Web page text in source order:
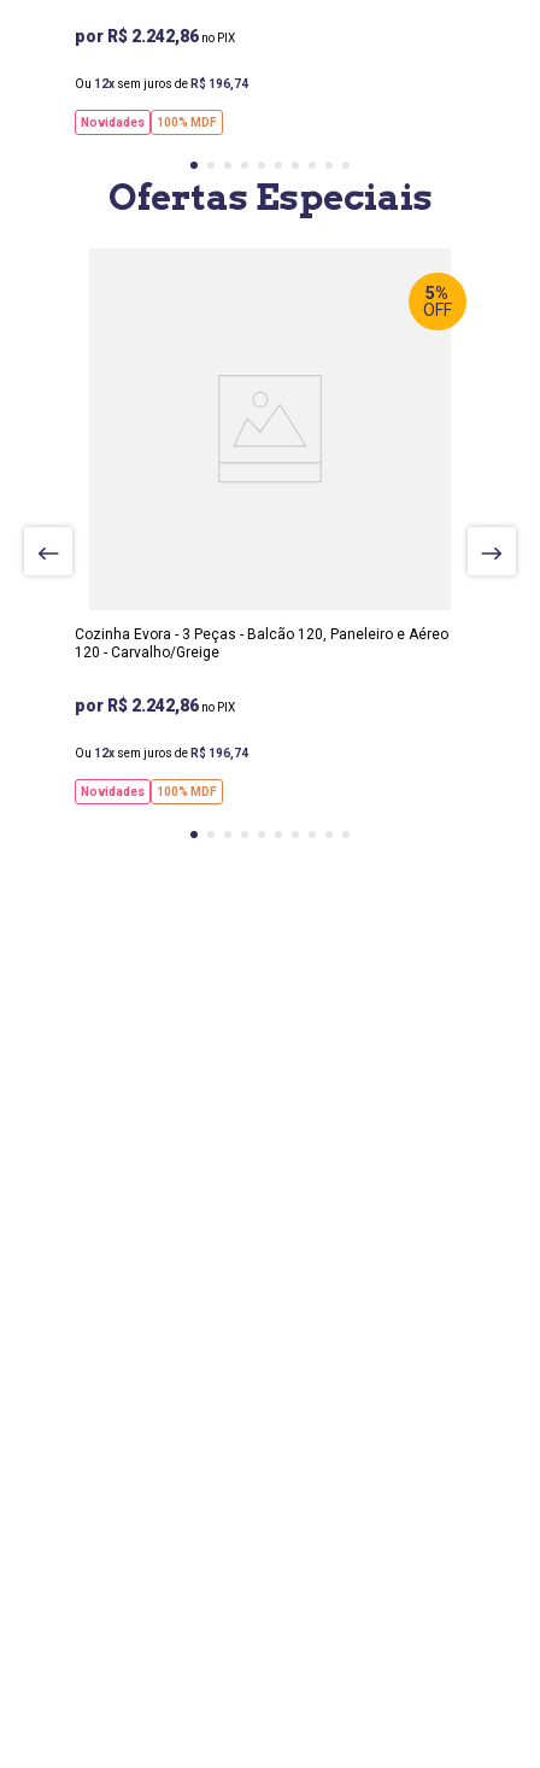
R$ 2.242,86
Ou 12 sem juros de R$ 196,74
Novidades 100% MDF
Ofertas Especiais
Cozinha Evora - 3 Peças - Balcão 120, Paneleiro e Aéreo
120 - Carvalho/Greige
R$ 2.242,86
Ou 12 sem juros de R$ 196,74
Novidades 100% MDF
5%
OFF